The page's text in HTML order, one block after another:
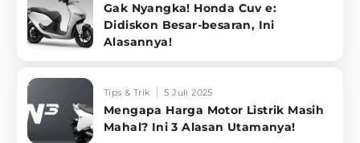
Gak Nyangka! Honda Cuv e:
Didiskon Besar-besaran, Ini
Alasannya!
Tips & Trik 5 Juli 2025
Mengapa Harga Motor Listrik Masih
Mahal? Ini 3 Alasan Utamanya!